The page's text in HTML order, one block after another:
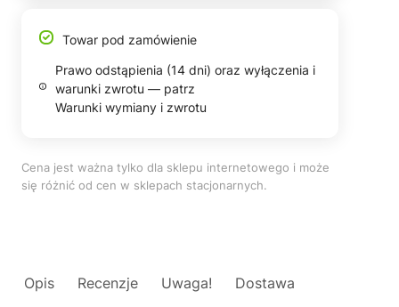
Towar pod zamówienie
Prawo odstąpienia (14 dni) oraz wyłączenia i
warunki zwrotu — patrz
Warunki wymiany i zwrotu
Cena jest ważna tylko dla sklepu internetowego i może
się różnić od cen w sklepach stacjonarnych.
Opis Recenzje Uwaga! Dostawa